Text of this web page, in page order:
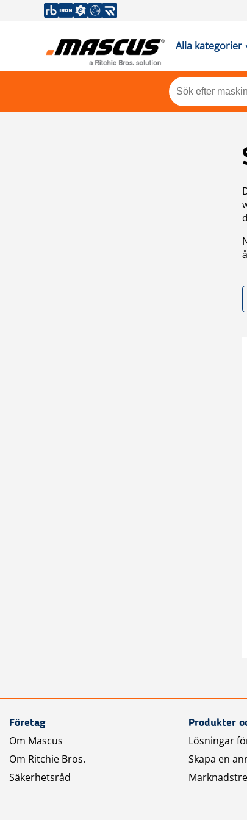
Alla kategorier
Företag
Om Mascus
Om Ritchie Bros.
Säkerhetsråd
Produkter
Lösningar
Skapa en